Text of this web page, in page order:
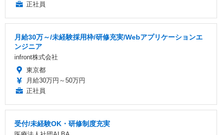
正社員
月給30万～/未経験採用枠/研修充実/Webアプリケーションエ
ンジニア
infront株式会社
東京都
月給30万円～50万円
正社員
受付/未経験OK・研修制度充実